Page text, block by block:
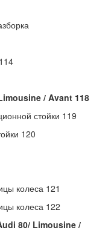
/ Avant 118
стойки 119
120
колеса 121
колеса 122
80/ Limousine /